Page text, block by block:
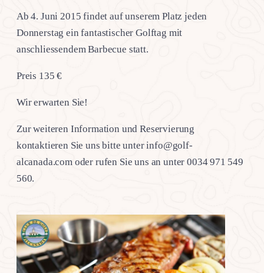
Ab 4. Juni 2015 findet auf unserem Platz jeden
Donnerstag ein fantastischer Golftag mit
anschliessendem Barbecue statt.
Preis 135 €
Wir erwarten Sie!
Zur weiteren Information und Reservierung
kontaktieren Sie uns bitte unter info@golf-
alcanada.com oder rufen Sie uns an unter 0034 971 549
560.